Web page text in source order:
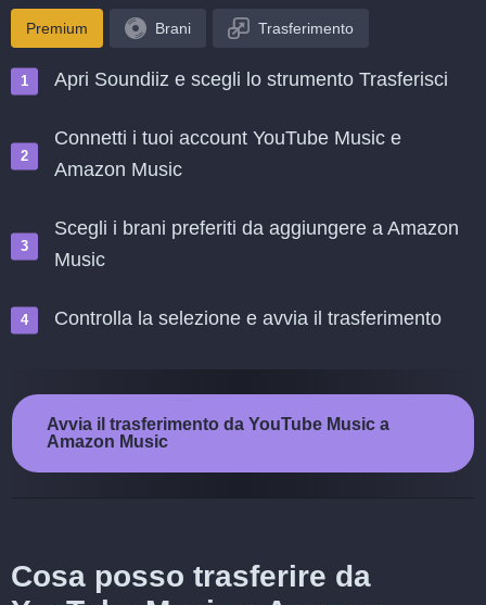
Premium Brani Trasferimento
Apri Soundiiz e scegli lo strumento Trasferisci
Connetti i tuoi account YouTube Music e
Amazon Music
Scegli i brani preferiti da aggiungere a Amazon
Music
Controlla la selezione e avvia il trasferimento
Avvia il trasferimento da YouTube Music a
Amazon Music
Cosa posso trasferire da